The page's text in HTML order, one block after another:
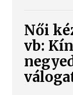
Női
vb: